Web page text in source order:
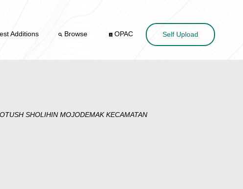
Additions Browse OPAC Self Upload
SHOLIHIN MOJODEMAK KECAMATAN